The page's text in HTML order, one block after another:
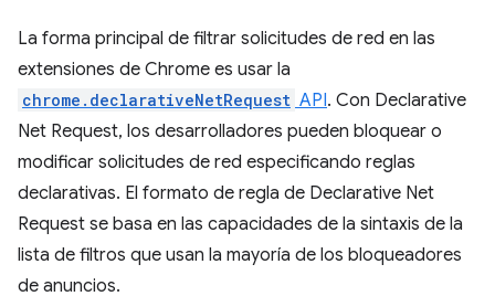
La forma principal de filtrar solicitudes de red en las
extensiones de Chrome es usar la
chrome.declarativeNetRequest API. Con Declarative
Net Request, los desarrolladores pueden bloquear o
modificar solicitudes de red especificando reglas
declarativas. El formato de regla de Declarative Net
Request se basa en las capacidades de la sintaxis de la
lista de filtros que usan la mayoría de los bloqueadores
de anuncios.